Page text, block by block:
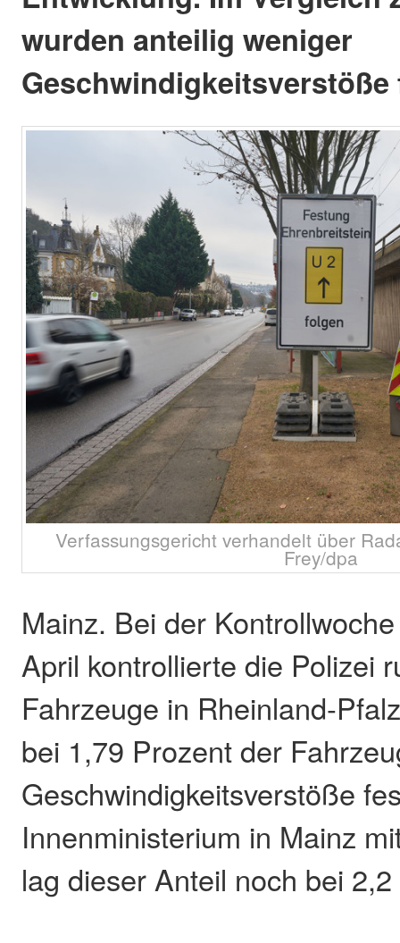
wurden anteilig weniger
Verfassungsgericht verhandelt über
Frey/dpa
Mainz. Bei der
April kontrollierte die Polizei
Fahrzeuge in Rheinland-
bei 1,79 Prozent der
Geschwindigkeitsverstöße
Innenministerium in Mainz
lag dieser Anteil noch bei